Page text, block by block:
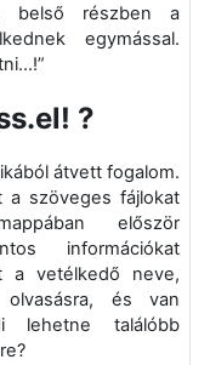
belső részben a
egymással.
?
átvett fogalom.
a szöveges fájlokat
először
információkat
a vetélkedő neve,
és van
lehetne találóbb